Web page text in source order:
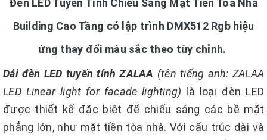
Đèn LED Tuyến Tính Chiếu Sáng Mặt Tiền Tòa Nhà
Building Cao Tầng có lập trình DMX512 Rgb hiệu
ứng thay đổi màu sắc theo tùy chỉnh.
Dải đèn LED tuyến tính ZALAA (tên tiếng anh: ZALAA
LED Linear light for facade lighting) là loại đèn LED
được thiết kế đặc biệt để chiếu sáng các bề mặt
phẳng lớn, như mặt tiền tòa nhà. Với cấu trúc dài và